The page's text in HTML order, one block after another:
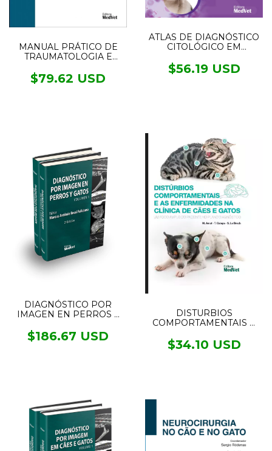
MANUAL PRÁTICO DE
TRAUMATOLOGIA E
PEQUENOS ANIMAIS
$79.62 USD
ATLAS DE DIAGNÓSTICO
CITOLÓGICO EM
$56.19 USD
DIAGNÓSTICO POR
IMAGEN EN PERROS Y
$186.67 USD
DISTURBIOS
COMPORTAMENTAIS E
CLÍNICA DE CÃES E
GATOS
$34.10 USD